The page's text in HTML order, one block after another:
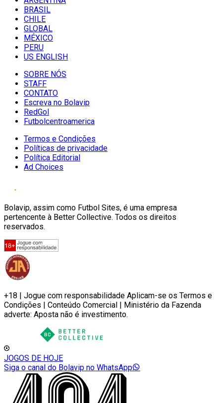
BRASIL
CHILE
GLOBAL
MÉXICO
PERU
US ENGLISH
SOBRE NÓS
STAFF
CONTATO
Escreva no Bolavip
RedGol
Futbolcentroamerica
Termos e Condições
Políticas de privacidade
Política Editorial
Ad Choices
Bolavip, assim como Futbol Sites, é uma empresa
pertencente à Better Collective. Todos os direitos
reservados.
+18 | Jogue com responsabilidade Aplicam-se os Termos e
Condições | Conteúdo Comercial | Ministério da Fazenda
adverte: Aposta não é investimento.
JOGOS DE HOJE
Siga o canal do Bolavip no WhatsApp